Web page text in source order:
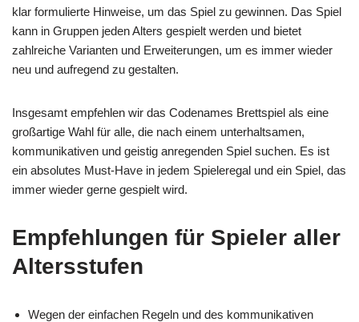
klar formulierte Hinweise, um das Spiel zu gewinnen. Das Spiel
kann in Gruppen jeden Alters gespielt werden und bietet
zahlreiche Varianten und Erweiterungen, um es immer wieder
neu und aufregend zu gestalten.
Insgesamt empfehlen wir das Codenames Brettspiel als eine
großartige Wahl für alle, die nach einem unterhaltsamen,
kommunikativen und geistig anregenden Spiel suchen. Es ist
ein absolutes Must-Have in jedem Spieleregal und ein Spiel, das
immer wieder gerne gespielt wird.
Empfehlungen für Spieler aller
Altersstufen
Wegen der einfachen Regeln und des kommunikativen